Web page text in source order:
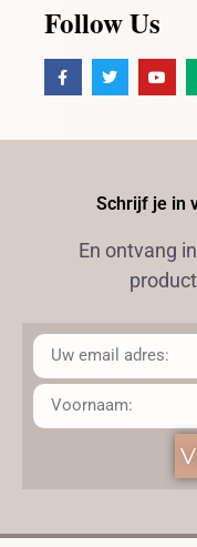
Follow Us
Schrijf je in
En ontvang